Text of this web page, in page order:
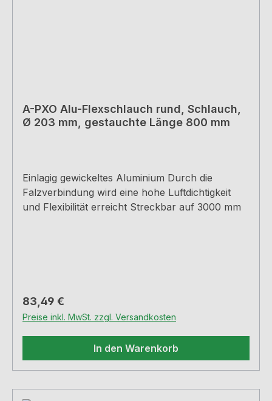
A-PXO Alu-Flexschlauch rund, Schlauch,
Ø 203 mm, gestauchte Länge 800 mm
Einlagig gewickeltes Aluminium Durch die
Falzverbindung wird eine hohe Luftdichtigkeit
und Flexibilität erreicht Streckbar auf 3000 mm
Regulärer Preis:
83,49 €
Preise inkl. MwSt. zzgl. Versandkosten
In den Warenkorb